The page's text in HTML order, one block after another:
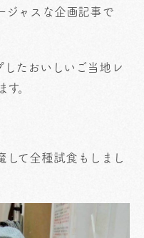
ジャスな企画記事で
たおいしいご当地レ
。
て全種試食もしまし